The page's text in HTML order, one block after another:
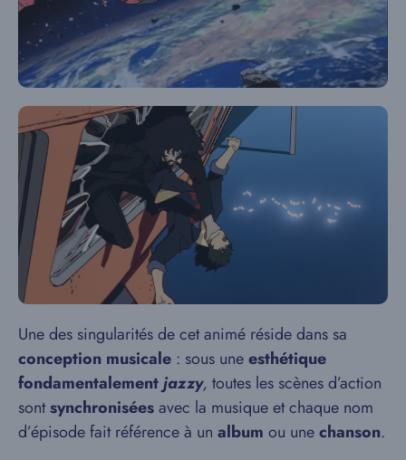
Une des singularités de cet animé réside dans sa
conception musicale : sous uneesthétique
fondamentalementjazzy, toutes les scènes d’action
sontsynchroniséesavec la musique et chaque nom
d’épisode fait référence à un album ou unechanson.